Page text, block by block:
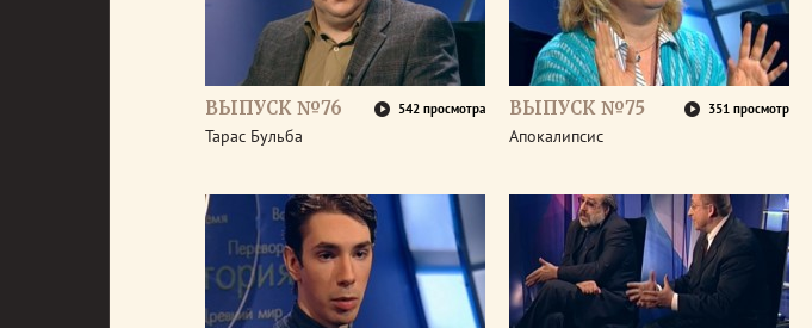
ВЫПУСК №76 542 просмотра
Тарас Бульба
ВЫПУСК №75 351 просмотр
Апокалипсис